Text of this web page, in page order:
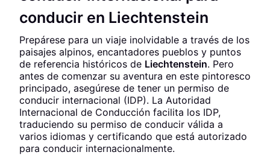
conducir en Liechtenstein
Prepárese para un viaje inolvidable a través de los
paisajes alpinos, encantadores pueblos y puntos
de referencia históricos de Liechtenstein. Pero
antes de comenzar su aventura en este pintoresco
principado, asegúrese de tener un permiso de
conducir internacional (IDP). La Autoridad
Internacional de Conducción facilita los IDP,
traduciendo su permiso de conducir válida a
varios idiomas y certificando que está autorizado
para conducir internacionalmente.